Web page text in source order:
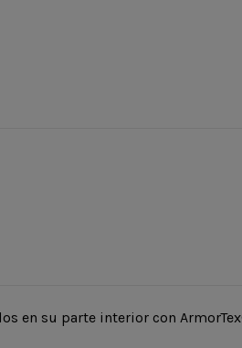
en su parte interior con